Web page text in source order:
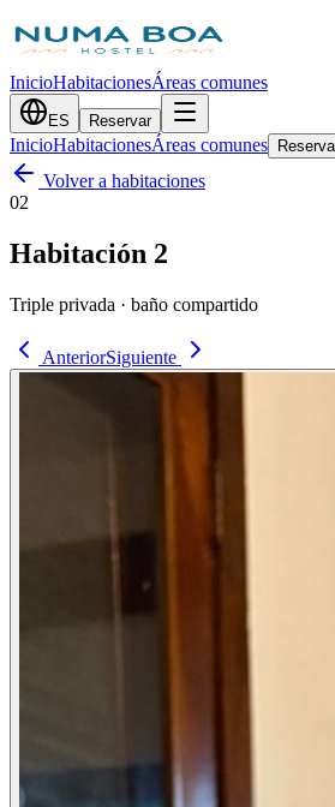
InicioHabitacionesÁreas comunes
ES Reservar
InicioHabitacionesÁreas comunes
Volver a habitaciones
02
Habitación 2
Triple privada · baño compartido
AnteriorSiguiente